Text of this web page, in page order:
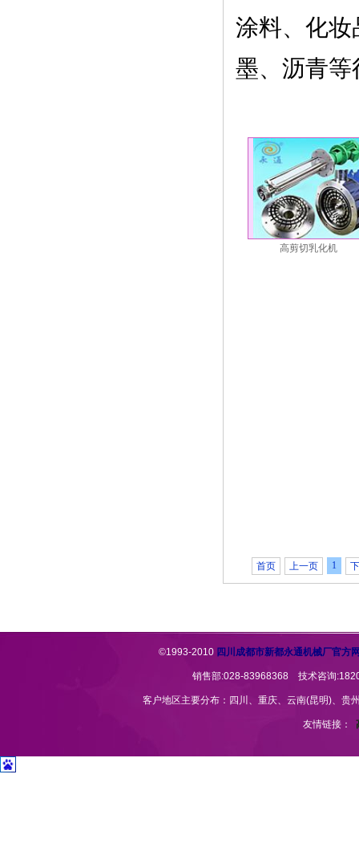
涂料、化
墨、沥青
高剪切乳化机
首页 上一页 1
©1993-2010 四川成都市新都永通机械厂官方
销售部:028-83968368 技术咨询
客户地区主要分布：四川、重庆、云南(昆明)、贵
友情链接：